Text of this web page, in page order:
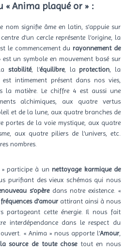
« Anima plaqué or » :
nom signifie âme en latin, s’appuie sur
d’un cercle représente l’origine, la
le commencement durayonnement de
un symbole en mouvement basé sur
lastabilité, l’équilibre, laprotection, la
intimement présent dans nos vies,
la matière. Le chiffre 4 est aussi une
alchimiques, aux quatre vertus
et de la lune, aux quatre branches de
portes de la voie mystique, aux quatre
aux quatre piliers de l’univers, etc.
nombres.
participe à un nettoyage karmique de
purifiant des vieux schémas qui nous
s’opèredans notre existence. «
fréquences d’amour attirant ainsi à nous
partageant cette énergie. Il nous fait
interdépendance dans le respect du
« Anima » nous apporte l’Amour,
la source de toute chosetout en nous